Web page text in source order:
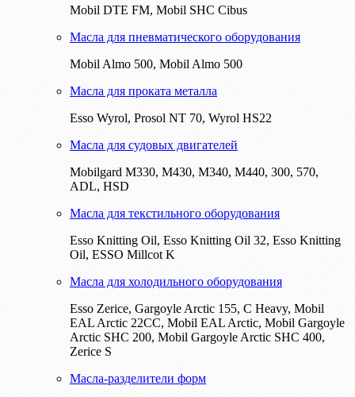
Mobil DTE FM, Mobil SHC Cibus
Масла для пневматического оборудования
Mobil Almo 500, Mobil Almo 500
Масла для проката металла
Esso Wyrol, Prosol NT 70, Wyrol HS22
Масла для судовых двигателей
Mobilgard M330, M430, M340, M440, 300, 570,
ADL, HSD
Масла для текстильного оборудования
Esso Knitting Oil, Esso Knitting Oil 32, Esso Knitting
Oil, ESSO Millcot K
Масла для холодильного оборудования
Esso Zerice, Gargoyle Arctic 155, С Heavy, Mobil
EAL Arctic 22CC, Mobil EAL Arctic, Mobil Gargoyle
Arctic SHC 200, Mobil Gargoyle Arctic SHC 400,
Zerice S
Масла-разделители форм